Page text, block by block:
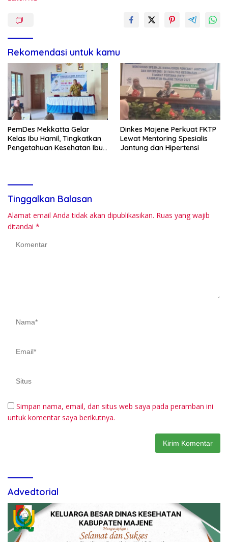
Rekomendasi untuk kamu
PemDes Mekkatta Gelar
Kelas Ibu Hamil, Tingkatkan
Pengetahuan Kesehatan Ibu
Dinkes Majene Perkuat FKTP
Lewat Mentoring Spesialis
Jantung dan Hipertensi
Tinggalkan Balasan
Alamat email Anda tidak akan dipublikasikan. Ruas yang wajib
ditandai *
Simpan nama, email, dan situs web saya pada peramban ini
untuk komentar saya berikutnya.
Advedtorial